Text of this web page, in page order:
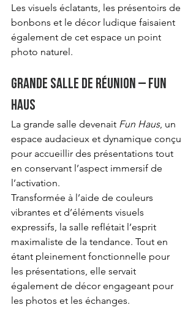
Les visuels éclatants, les présentoirs de
bonbons et le décor ludique faisaient
également de cet espace un point
photo naturel.
Grande salle de réunion – Fun
Haus
La grande salle devenait Fun Haus, un
espace audacieux et dynamique conçu
pour accueillir des présentations tout
en conservant l’aspect immersif de
l’activation.
Transformée à l’aide de couleurs
vibrantes et d’éléments visuels
expressifs, la salle reflétait l’esprit
maximaliste de la tendance. Tout en
étant pleinement fonctionnelle pour
les présentations, elle servait
également de décor engageant pour
les photos et les échanges.